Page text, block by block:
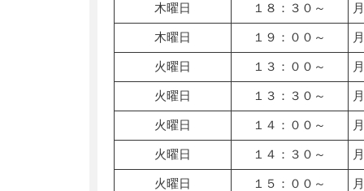
木曜日 １８：３０～
木曜日 １９：００～
火曜日 １３：００～
火曜日 １３：３０～
火曜日 １４：００～
火曜日 １４：３０～
火曜日 １５：００～